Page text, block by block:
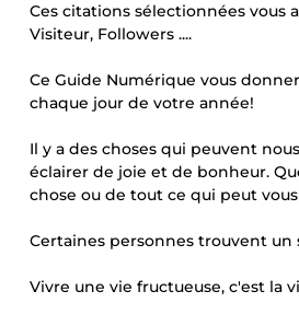
Ces citations sélectionnées vous
Visiteur, Followers ....
Ce Guide Numérique vous
chaque jour de votre année!
Il y a des choses qui peuvent
éclairer de joie et de bonheur.
chose ou de tout ce qui peut
Certaines personnes trouvent
Vivre une vie fructueuse, c'est la